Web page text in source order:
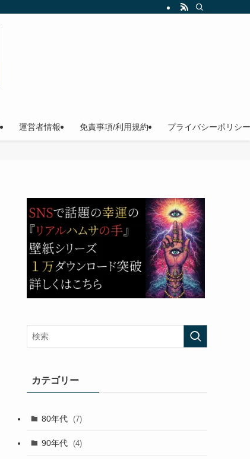
運営者情報 免責事項/利用規約 プライバシーポリシー
カテゴリー
80年代 (7)
90年代 (4)